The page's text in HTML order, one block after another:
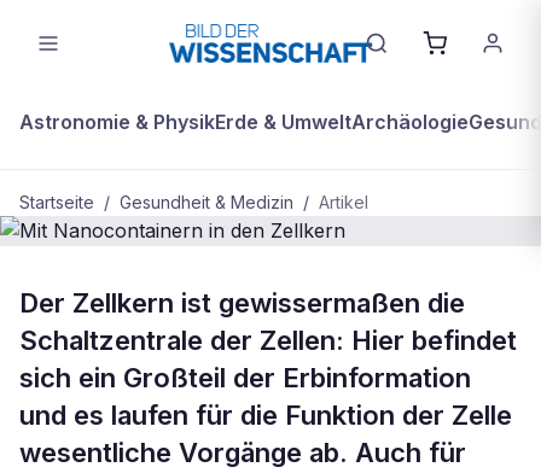
Astronomie & PhysikErde & UmweltArchäologie
Startseite / Gesundheit & Medizin / Artikel
Mit Nanocontainern in den Zellkern
Der Zellkern ist gewissermaßen die
Schaltzentrale der Zellen: Hier befindet
sich ein Großteil der Erbinformation
und es laufen für die Funktion der Zelle
wesentliche Vorgänge ab. Auch für